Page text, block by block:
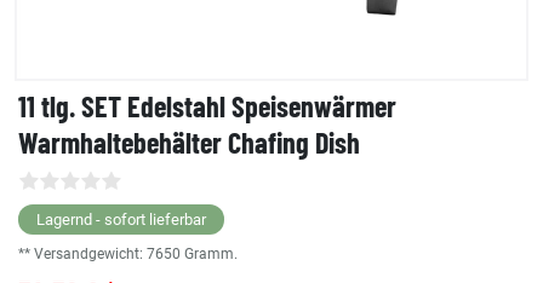
11 tlg. SET Edelstahl Speisenwärmer
Warmhaltebehälter Chafing Dish
Lagernd - sofort lieferbar
** Versandgewicht: 7650 Gramm.